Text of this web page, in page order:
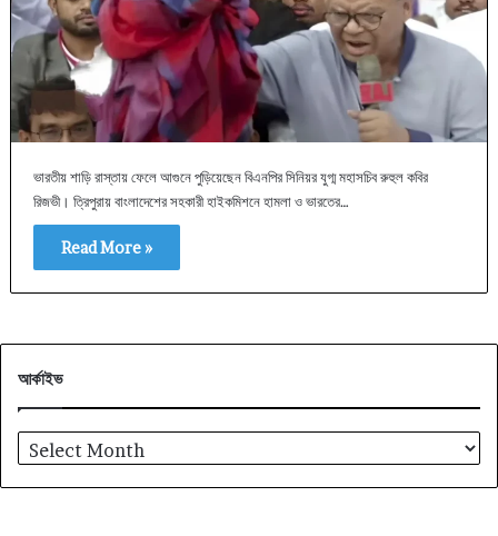
ভারতীয় শাড়ি রাস্তায় ফেলে আগুনে পুড়িয়েছেন বিএনপির সিনিয়র যুগ্ম মহাসচিব রুহুল কবির
রিজভী। ত্রিপুরায় বাংলাদেশের সহকারী হাইকমিশনে হামলা ও ভারতের…
Read More »
আর্কাইভ
আর্কাইভ